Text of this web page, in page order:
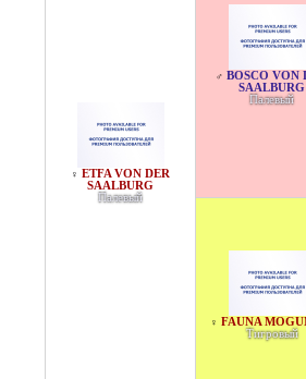
♀ ETFA VON DER
SAALBURG
Палевый
♂ BOSCO VON
SAALBURG
Палевый
♀ FAUNA
Тигровый